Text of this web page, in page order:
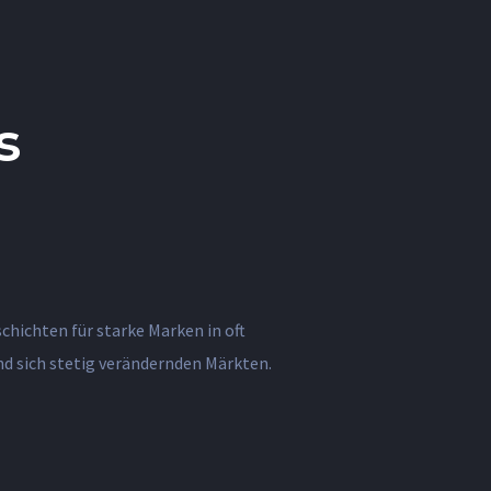
sich stetig verändernden Märkten.